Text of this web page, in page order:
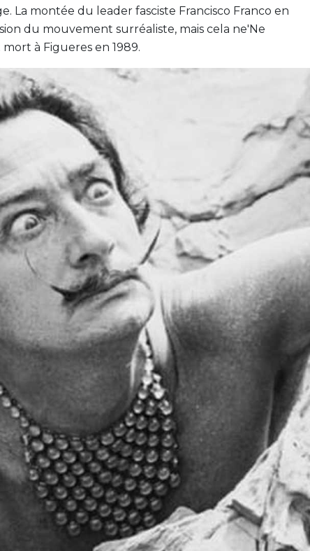
La montée du leader fasciste Francisco Franco en
du mouvement surréaliste, mais cela ne'Ne
à Figueres en 1989.